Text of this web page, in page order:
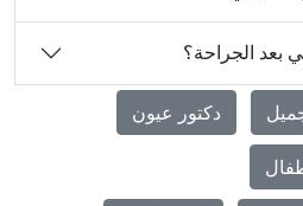
بعد الجراحة؟
دكتور عيون